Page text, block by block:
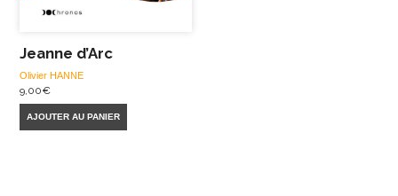
Jeanne d’Arc
Olivier HANNE
9,00€
AJOUTER AU PANIER